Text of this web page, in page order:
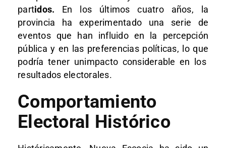
partidos. En los últimos cuatro años, la
provincia ha experimentado una serie de
eventos que han infl uido en la percepción
pública y en las preferencias políticas, lo que
podría tener unimpacto considerable en los
resultados electorales.
Comportamiento
Electoral Histórico